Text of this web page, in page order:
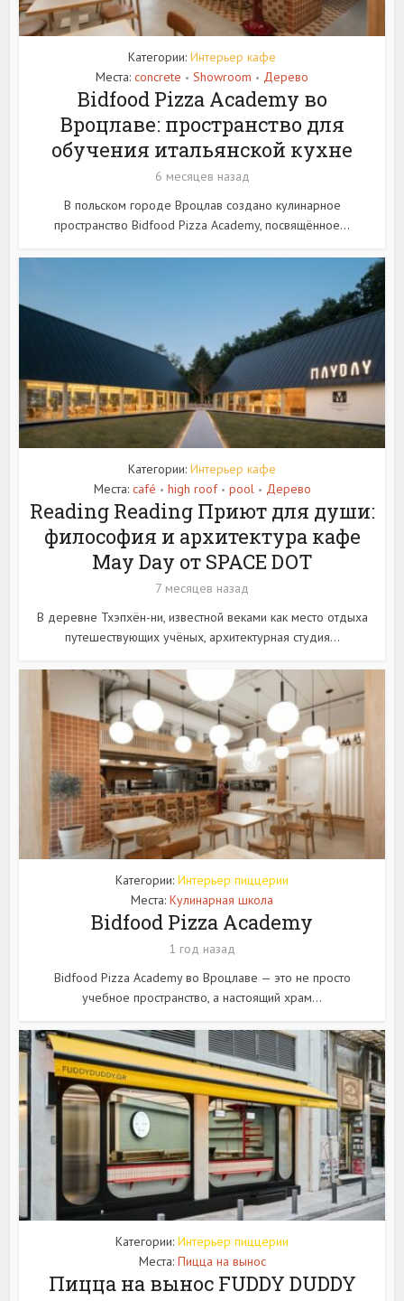
Категории: Интерьер кафе
Места: concrete • Showroom • Дерево
Bidfood Pizza Academy во
Вроцлаве: пространство для
обучения итальянской кухне
6 месяцев назад
В польском городе Вроцлав создано кулинарное
пространство Bidfood Pizza Academy, посвящённое...
Категории: Интерьер кафе
Места: café • high roof • pool • Дерево
Reading Reading Приют для души:
философия и архитектура кафе
May Day от SPACE DOT
7 месяцев назад
В деревне Тхэпхён-ни, известной веками как место отдыха
путешествующих учёных, архитектурная студия...
Категории: Интерьер пиццерии
Места: Кулинарная школа
Bidfood Pizza Academy
1 год назад
Bidfood Pizza Academy во Вроцлаве — это не просто
учебное пространство, а настоящий храм...
Категории: Интерьер пиццерии
Места: Пицца на вынос
Пицца на вынос FUDDY DUDDY